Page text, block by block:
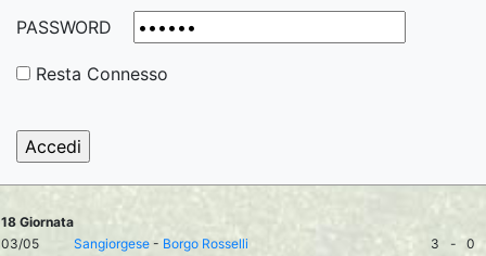
PASSWORD
Resta Connesso
18 Giornata
03/05
Sangiorgese - Borgo Rosselli 3 -
0